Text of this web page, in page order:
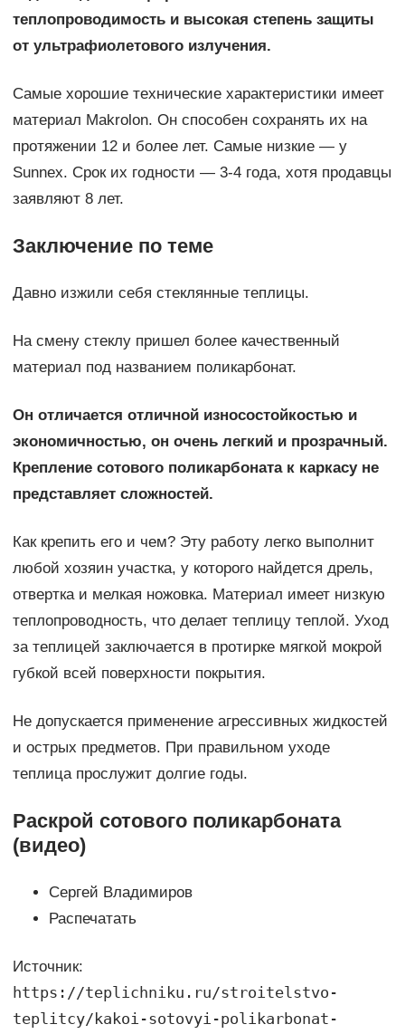
теплопроводимость и высокая степень защиты
от ультрафиолетового излучения.
Самые хорошие технические характеристики имеет
материал Makrolon. Он способен сохранять их на
протяжении 12 и более лет. Самые низкие — у
Sunnex. Срок их годности — 3-4 года, хотя продавцы
заявляют 8 лет.
Заключение по теме
Давно изжили себя стеклянные теплицы.
На смену стеклу пришел более качественный
материал под названием поликарбонат.
Он отличается отличной износостойкостью и
экономичностью, он очень легкий и прозрачный.
Крепление сотового поликарбоната к каркасу не
представляет сложностей.
Как крепить его и чем? Эту работу легко выполнит
любой хозяин участка, у которого найдется дрель,
отвертка и мелкая ножовка. Материал имеет низкую
теплопроводность, что делает теплицу теплой. Уход
за теплицей заключается в протирке мягкой мокрой
губкой всей поверхности покрытия.
Не допускается применение агрессивных жидкостей
и острых предметов. При правильном уходе
теплица прослужит долгие годы.
Раскрой сотового поликарбоната
(видео)
Сергей Владимиров
Распечатать
Источник:
https://teplichniku.ru/stroitelstvo-
teplitcy/kakoi-sotovyi-polikarbonat-